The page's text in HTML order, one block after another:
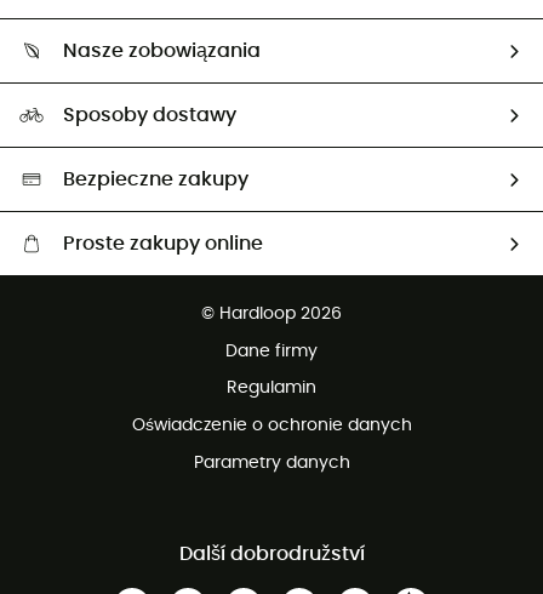
Zwrot artykułów i zwrot środków
Ambasadorzy
Nasze zobowiązania
Wybrane produkty eko
Sposoby dostawy
Bezpieczne zakupy
Proste zakupy online
© Hardloop 2026
Dane firmy
Regulamin
Oświadczenie o ochronie danych
Parametry danych
Další dobrodružství